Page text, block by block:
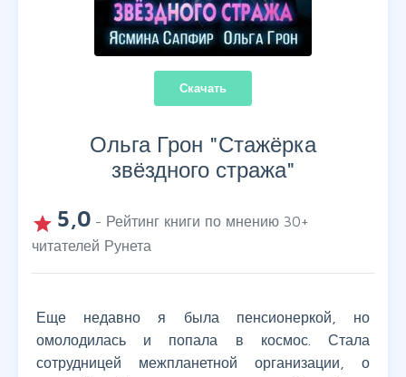
Скачать
Ольга Грон "Стажёрка
звёздного стража"
grade 5,0 - Рейтинг книги по мнению 30+
читателей Рунета
Еще недавно я была пенсионеркой, но
омолодилась и попала в космос. Стала
сотрудницей межпланетной организации, о